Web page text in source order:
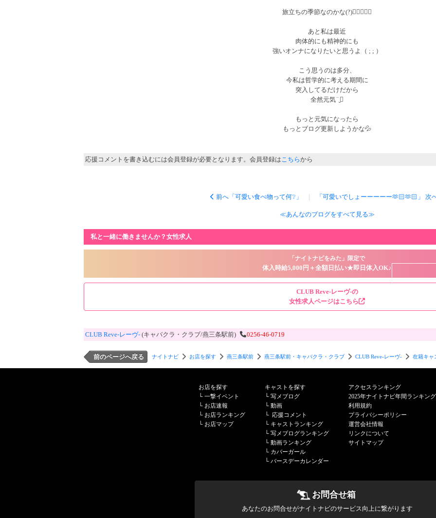
旅立ちの季節なのかな(?)👉🏻👈🏻💦
あと私は最近
肉体的にも精神的にも
強いオンナになりたいと思うよ（ ; ; ）
こう思うのは多分、
今私は哲学的に考える期間に
突入してるだけだから
全然元気¨̮⃝
もっと元気になったら
もっとブログ更新しようかな💦
応援コメントを書き込むには会員登録が必要となります。会員登録はこちらから
前へ「可愛い食べ物って何❔」 「可愛いでしょーーーーー🫶🏻🫶🏻」 次
≪あんなのブログをすべて見る≫
私と一緒に働きませんか？女性求人
「ナイトナビをみた」限定で
体入時給5,000円＋全額日払い★即日体入OK♪
CLUB Reve-レーヴ-の
女性求人ページはこちら
CLUB Reve-レーヴ- (キャバクラ・クラブ/燕三条駅前) 0256-46-0719
前のページへ戻る ナイトナビ お店を探す 燕三条駅前 燕三条駅前・キャバクラ・クラブ CLUB Reve-レーヴ- 在籍キャ
お店を探す
└ 一撃イベント
└ お店速報
└ お店ランキング
└ お店マップ
キャストを探す
└ 写メブログ
└ 動画
└ 応援コメント
└ キャストランキング
└ 写メブログランキング
└ 動画ランキング
└ カバーガール
└ バースデーカレンダー
アクセスランキング
2025年ナイトナビ年間ランキング
利用規約
プライバシーポリシー
運営会社情報
リンクについて
サイトマップ
お問合せ箱
あなたのお問合せがナイトナビのサービス向上に繋がります